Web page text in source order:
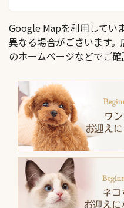
Google Mapを利用してい
異なる場合がございます
のホームページなどでご確